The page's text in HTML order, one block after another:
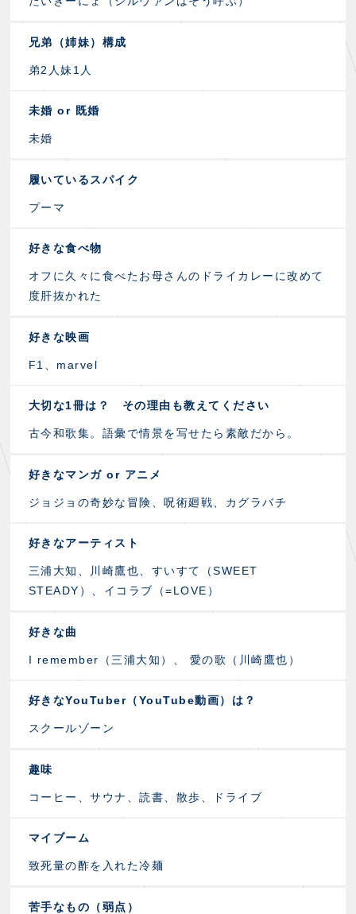
兄弟（姉妹）構成
弟2人妹1人
未婚 or 既婚
未婚
履いているスパイク
プーマ
好きな食べ物
オフに久々に食べたお母さんのドライカレーに改めて
度肝抜かれた
好きな映画
F1、marvel
大切な1冊は？ その理由も教えてください
古今和歌集。語彙で情景を写せたら素敵だから。
好きなマンガ or アニメ
ジョジョの奇妙な冒険、呪術廻戦、カグラバチ
好きなアーティスト
三浦大知、川崎鷹也、すいすて（SWEET
STEADY）、イコラブ（=LOVE）
好きな曲
I remember（三浦大知）、 愛の歌（川崎鷹也）
好きなYouTuber（YouTube動画）は？
スクールゾーン
趣味
コーヒー、サウナ、読書、散歩、ドライブ
マイブーム
致死量の酢を入れた冷麺
苦手なもの（弱点）